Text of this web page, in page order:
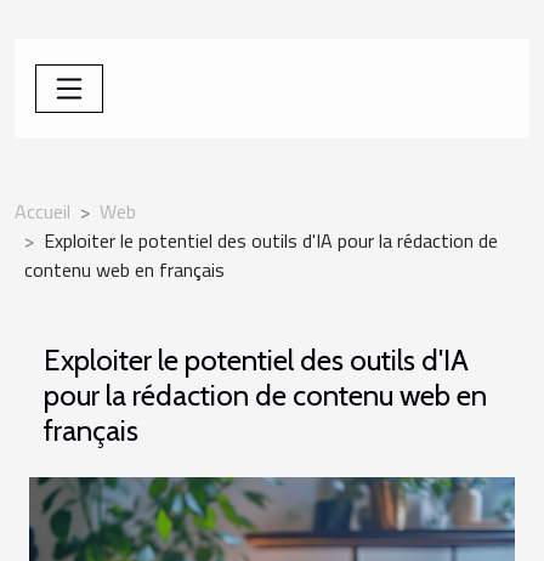
Accueil
Web
Exploiter le potentiel des outils d'IA pour la rédaction de
contenu web en français
Exploiter le potentiel des outils d'IA
pour la rédaction de contenu web en
français